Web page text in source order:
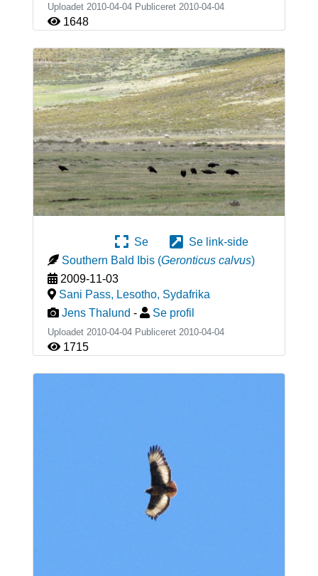
Uploadet 2010-04-04 Publiceret 2010-04-04
1648
Se
Se link-side
Southern Bald Ibis (Geronticus calvus)
2009-11-03
Sani Pass, Lesotho, Sydafrika
Jens Thalund - Se profil
Uploadet 2010-04-04 Publiceret 2010-04-04
1715